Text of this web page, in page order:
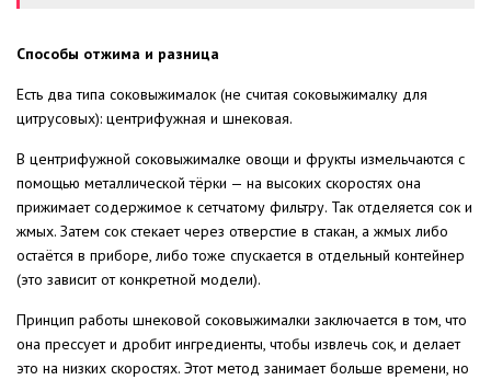
Способы отжима и разница
Есть два типа соковыжималок (не считая соковыжималку для
цитрусовых): центрифужная и шнековая.
В центрифужной соковыжималке овощи и фрукты измельчаются с
помощью металлической тёрки — на высоких скоростях она
прижимает содержимое к сетчатому фильтру. Так отделяется сок и
жмых. Затем сок стекает через отверстие в стакан, а жмых либо
остаётся в приборе, либо тоже спускается в отдельный контейнер
(это зависит от конкретной модели).
Принцип работы шнековой соковыжималки заключается в том, что
она прессует и дробит ингредиенты, чтобы извлечь сок, и делает
это на низких скоростях. Этот метод занимает больше времени, но